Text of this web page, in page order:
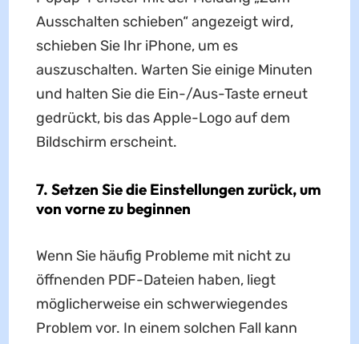
Ausschalten schieben“ angezeigt wird,
schieben Sie Ihr iPhone, um es
auszuschalten. Warten Sie einige Minuten
und halten Sie die Ein-/Aus-Taste erneut
gedrückt, bis das Apple-Logo auf dem
Bildschirm erscheint.
7. Setzen Sie die Einstellungen zurück, um
von vorne zu beginnen
Wenn Sie häufig Probleme mit nicht zu
öffnenden PDF-Dateien haben, liegt
möglicherweise ein schwerwiegendes
Problem vor. In einem solchen Fall kann